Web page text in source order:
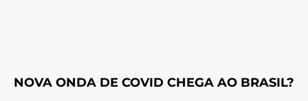
NOVA ONDA DE COVID CHEGA AO BRASIL?